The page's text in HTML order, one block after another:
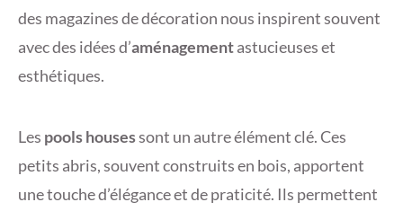
des magazines de décoration nous inspirent souvent
avec des idées d’aménagementastucieuses et
esthétiques.
Les pools housessont un autre élément clé. Ces
petits abris, souvent construits en bois, apportent
une touche d’élégance et de praticité. Ils permettent